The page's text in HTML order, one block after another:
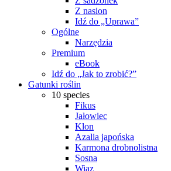
Z nasion
Idź do „Uprawa”
Ogólne
Narzędzia
Premium
eBook
Idź do „Jak to zrobić?”
Gatunki roślin
10 species
Fikus
Jałowiec
Klon
Azalia japońska
Karmona drobnolistna
Sosna
Wiąz